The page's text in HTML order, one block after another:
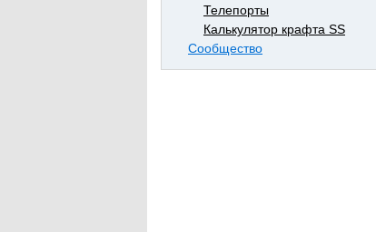
Телепорты
Калькулятор крафта SS
Сообщество